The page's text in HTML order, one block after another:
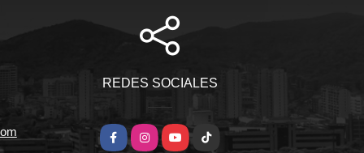
REDES SOCIALES
FacebookInstagramYouTubeTikTok